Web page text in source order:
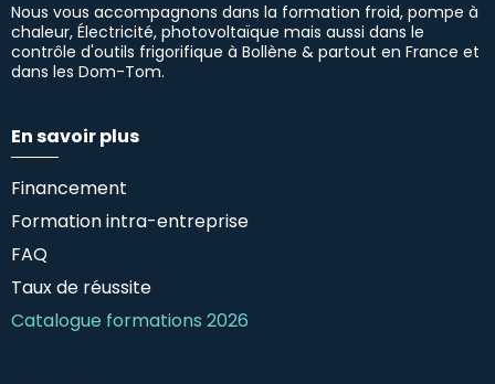
Nous vous accompagnons dans la formation froid, pompe à
chaleur, Électricité, photovoltaïque mais aussi dans le
contrôle d'outils frigorifique à Bollène & partout en France et
dans les Dom-Tom.
En savoir plus
Financement
Formation intra-entreprise
FAQ
Taux de réussite
Catalogue formations 2026